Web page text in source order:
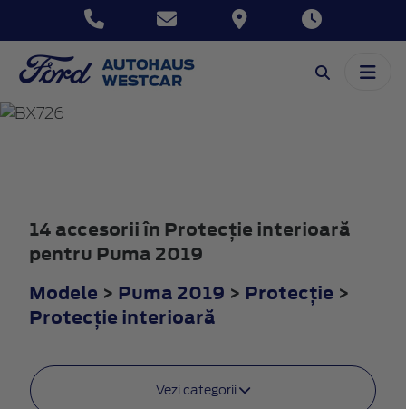
PUMA
14 accesorii în Protecţie interioară
pentru Puma 2019
Modele > Puma 2019 > Protecţie >
Protecţie interioară
Vezi categorii